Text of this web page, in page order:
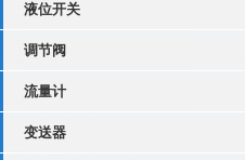
液位开关
调节阀
流量计
变送器